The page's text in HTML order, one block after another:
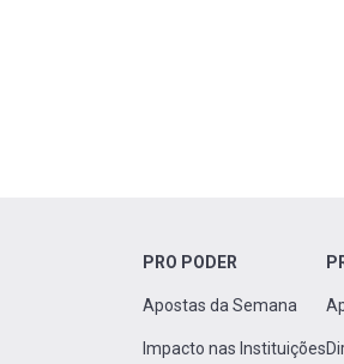
PRO PODER
Apostas da Semana
Impacto nas Instituições